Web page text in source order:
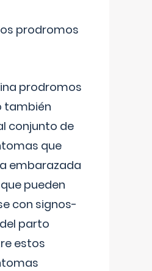
prodromos
prodromos
también
conjunto de
que
embarazada
pueden
con signos-
parto
estos